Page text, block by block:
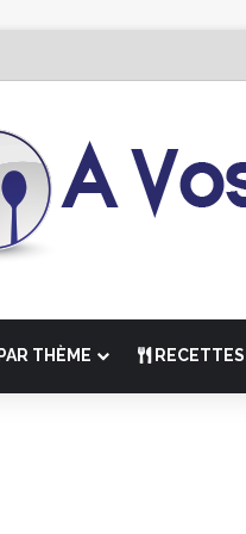
de “La Semaine des
THÈME